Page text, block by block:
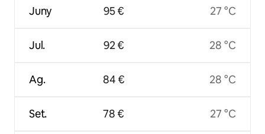
Juny
Jul.
Ag.
Set.
95 €
92 €
84 €
78 €
27 °C
28 °C
28 °C
27 °C